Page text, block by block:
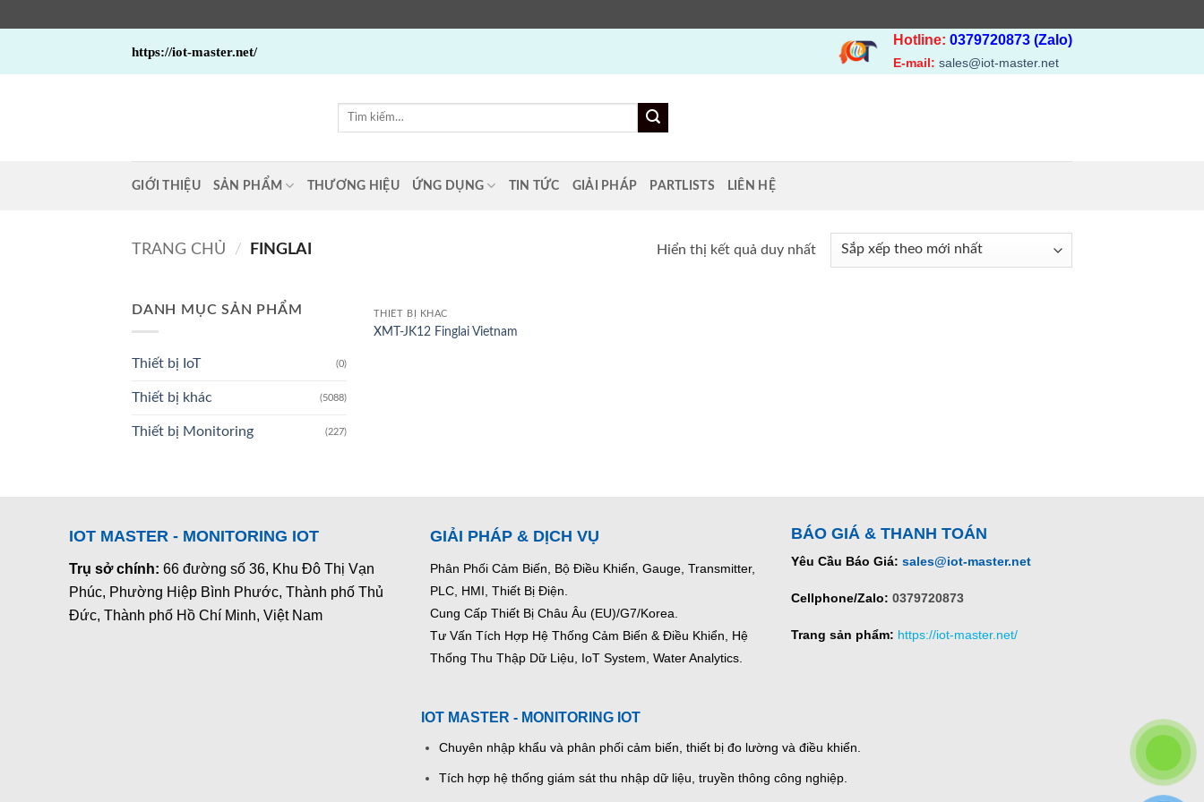
https://iot-master.net/
Hotline: 0379720873 (Zalo)
E-mail: sales@iot-master.net
Tìm
GIỚI THIỆU SẢN PHẨM THƯƠNG HIỆU ỨNG DỤNG TIN TỨC GIẢI PHÁP PARTLISTS LIÊN HỆ
TRANG CHỦ / FINGLAI Hiển thị kết quả duy nhất
DANH MỤC SẢN PHẨM
Thiết bị IoT (0)
Thiết bị khác (5088)
Thiết bị Monitoring (227)
THIẾT BỊ KHÁC
XMT-JK12 Finglai Vietnam
IOT MASTER - MONITORING IOT
Trụ sở chính: 66 đường số 36, Khu Đô Thị Vạn
Phúc, Phường Hiệp Bình Phước, Thành phố Thủ
Đức, Thành phố Hồ Chí Minh, Việt Nam
GIẢI PHÁP & DỊCH VỤ
Phân Phối Cảm Biến, Bộ Điều Khiển, Gauge, Transmitter,
PLC, HMI, Thiết Bị Điện.
Cung Cấp Thiết Bị Châu Âu (EU)/G7/Korea.
Tư Vấn Tích Hợp Hệ Thống Cảm Biến & Điều Khiển, Hệ
Thống Thu Thập Dữ Liệu, IoT System, Water Analytics.
BÁO GIÁ & THANH TOÁN
Yêu Cầu Báo Giá: sales@iot-master.net
Cellphone/Zalo: 0379720873
Trang sản phẩm: https://iot-master.net/
IOT MASTER - MONITORING IOT
Chuyên nhập khẩu và phân phối cảm biến, thiết bị đo lường và điều khiển.
Tích hợp hệ thống giám sát thu nhập dữ liệu, truyền thông công nghiệp.